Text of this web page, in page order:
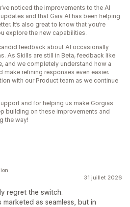
noticed the improvements to the AI
and that Gaia AI has been helping
It’s also great to know that you’re
explore the new capabilities.
feedback about AI occasionally
As Skills are still in Beta, feedback like
and we completely understand how a
refining responses even easier.
with our Product team as we continue
and for helping us make Gorgias
building on these improvements and
the way!
31 juillet 2026
regret the switch.
as seamless, but in